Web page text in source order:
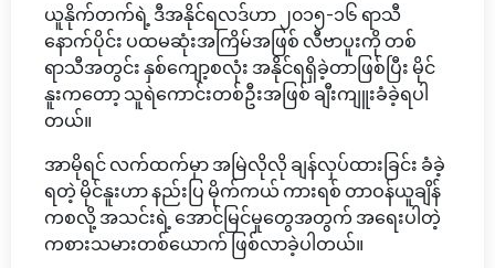
ယူနိုက်တက်ရဲ့ ဒီအနိုင်ရလဒ်ဟာ ၂၀၁၅-၁၆ ရာသီ
နောက်ပိုင်း ပထမဆုံးအကြိမ်အဖြစ် လီဗာပူးကို တစ်
ရာသီအတွင်း နှစ်ကျော့စလုံး အနိုင်ရရှိခဲ့တာဖြစ်ပြီး မိုင်
နူးကတော့ သူရဲကောင်းတစ်ဦးအဖြစ် ချီးကျူးခံခဲ့ရပါ
တယ်။
အာမိုရင် လက်ထက်မှာ အမြဲလိုလို ချန်လှပ်ထားခြင်း ခံခဲ့
ရတဲ့ မိုင်နူးဟာ နည်းပြ မိုက်ကယ် ကားရစ် တာဝန်ယူချိန်
ကစလို့ အသင်းရဲ့ အောင်မြင်မှုတွေအတွက် အရေးပါတဲ့
ကစားသမားတစ်ယောက် ဖြစ်လာခဲ့ပါတယ်။